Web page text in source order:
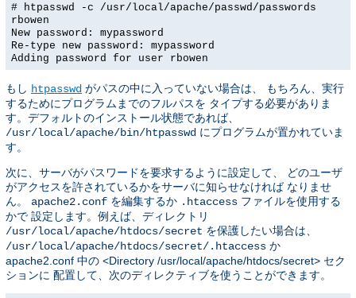
# htpasswd -c /usr/local/apache/passwd/passwords
rbowen
New password: mypassword
Re-type new password: mypassword
Adding password for user rbowen
もし htpasswd がパスの中に入っていない場合は、 もちろん、実行
するためにプログラムまでのフルパスを タイプする必要がありま
す。デフォルトのインストール状態であれば、
/usr/local/apache/bin/htpasswd にプログラムが置かれていま
す。
次に、サーバがパスワードを要求するように設定して、 どのユーザ
がアクセスを許されているかをサーバに知らせなければ なりませ
ん。 apache2.conf を編集するか .htaccess ファイルを使用する
かで 設定します。例えば、ディレクトリ
/usr/local/apache/htdocs/secret を保護したい場合は、
/usr/local/apache/htdocs/secret/.htaccess か
apache2.conf 中の <Directory /usr/local/apache/htdocs/secret> セク
ションに 配置して、次のディレクティブを使うことができます。